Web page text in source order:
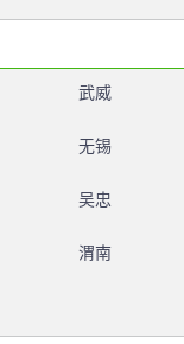
武威
无锡
吴忠
渭南